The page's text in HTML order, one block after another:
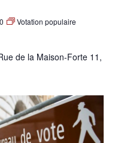
Votation populaire
de la Maison-Forte 11,